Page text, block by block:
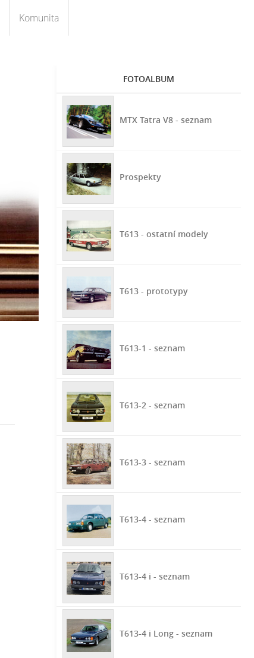
Komunita
FOTOALBUM
MTX Tatra V8 - seznam
Prospekty
T613 - ostatní modely
T613 - prototypy
T613-1 - seznam
T613-2 - seznam
T613-3 - seznam
T613-4 - seznam
T613-4 i - seznam
T613-4 i Long - seznam